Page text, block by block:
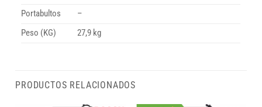
Portabultos
–
Peso (KG)
27,9 kg
PRODUCTOS RELACIONADOS